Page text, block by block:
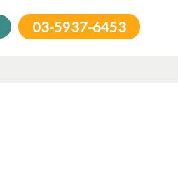
03-5937-6453